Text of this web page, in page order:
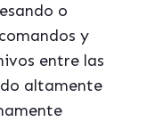
o
y
entre las
altamente